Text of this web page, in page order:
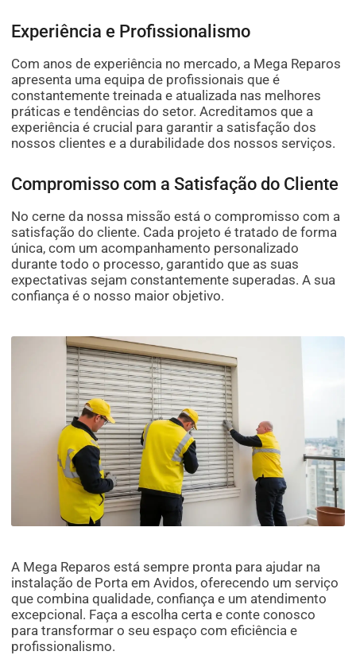
Experiência e Profissionalismo
Com anos de experiência no mercado, a Mega Reparos
apresenta uma equipa de profissionais que é
constantemente treinada e atualizada nas melhores
práticas e tendências do setor. Acreditamos que a
experiência é crucial para garantir a satisfação dos
nossos clientes e a durabilidade dos nossos serviços.
Compromisso com a Satisfação do Cliente
No cerne da nossa missão está o compromisso com a
satisfação do cliente. Cada projeto é tratado de forma
única, com um acompanhamento personalizado
durante todo o processo, garantido que as suas
expectativas sejam constantemente superadas. A sua
confiança é o nosso maior objetivo.
A Mega Reparos está sempre pronta para ajudar na
instalação de Porta em Avidos, oferecendo um serviço
que combina qualidade, confiança e um atendimento
excepcional. Faça a escolha certa e conte conosco
para transformar o seu espaço com eficiência e
profissionalismo.